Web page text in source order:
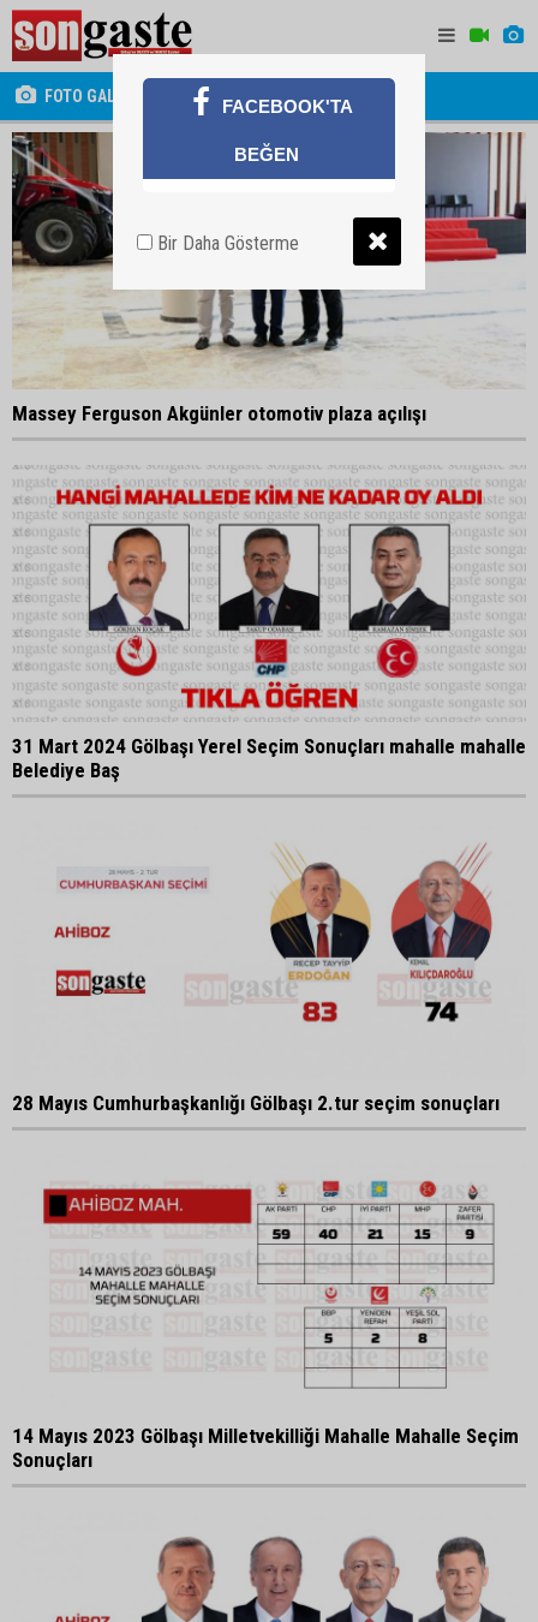
FOTO GALERİ
Massey Ferguson Akgünler otomotiv plaza açılışı
31 Mart 2024 Gölbaşı Yerel Seçim Sonuçları mahalle mahalle
Belediye Baş
28 Mayıs Cumhurbaşkanlığı Gölbaşı 2.tur seçim sonuçları
14 Mayıs 2023 Gölbaşı Milletvekilliği Mahalle Mahalle Seçim
Sonuçları
FACEBOOK'TA
BEĞEN
Bir Daha Gösterme